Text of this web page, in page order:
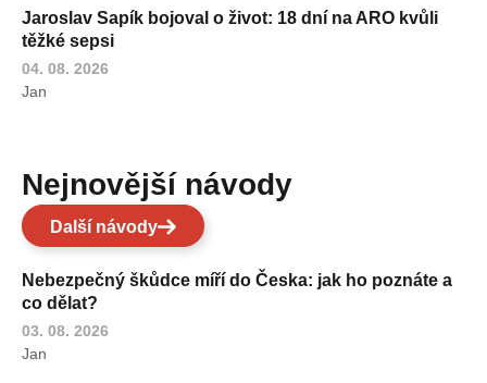
Jaroslav Sapík bojoval o život: 18 dní na ARO kvůli
těžké sepsi
04. 08. 2026
Jan
Nejnovější návody
Další návody
Nebezpečný škůdce míří do Česka: jak ho poznáte a
co dělat?
03. 08. 2026
Jan